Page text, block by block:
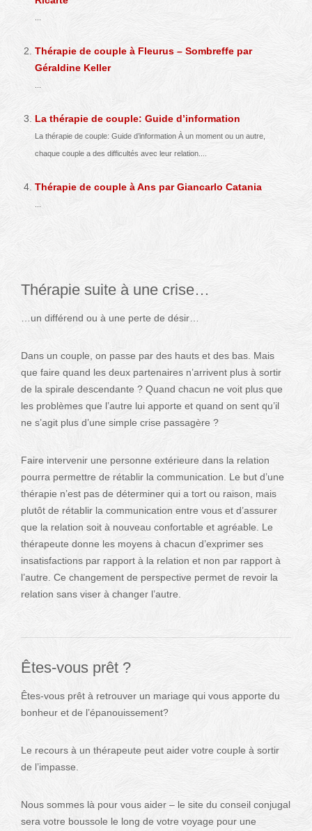
Thérapie de couple à Fleurus – Sombreffe par
Géraldine Keller
La thérapie de couple: Guide d’information
La thérapie de couple: Guide d’information À un moment ou un autre,
chaque couple a des difficultés avec leur relation....
Thérapie de couple à Ans par Giancarlo Catania
Thérapie suite à une crise…
…un différend ou à une perte de désir…
Dans un couple, on passe par des hauts et des bas. Mais
que faire quand les deux partenaires n’arrivent plus à sortir
de la spirale descendante ? Quand chacun ne voit plus que
les problèmes que l’autre lui apporte et quand on sent qu’il
ne s’agit plus d’une simple crise passagère ?
Faire intervenir une personne extérieure dans la relation
pourra permettre de rétablir la communication. Le but d’une
thérapie n’est pas de déterminer qui a tort ou raison, mais
plutôt de rétablir la communication entre vous et d’assurer
que la relation soit à nouveau confortable et agréable. Le
thérapeute donne les moyens à chacun d’exprimer ses
insatisfactions par rapport à la relation et non par rapport à
l’autre. Ce changement de perspective permet de revoir la
relation sans viser à changer l’autre.
Êtes-vous prêt ?
Êtes-vous prêt à retrouver un mariage qui vous apporte du
bonheur et de l’épanouissement?
Le recours à un thérapeute peut aider votre couple à sortir
de l’impasse.
Nous sommes là pour vous aider – le site du conseil conjugal
sera votre boussole le long de votre voyage pour une